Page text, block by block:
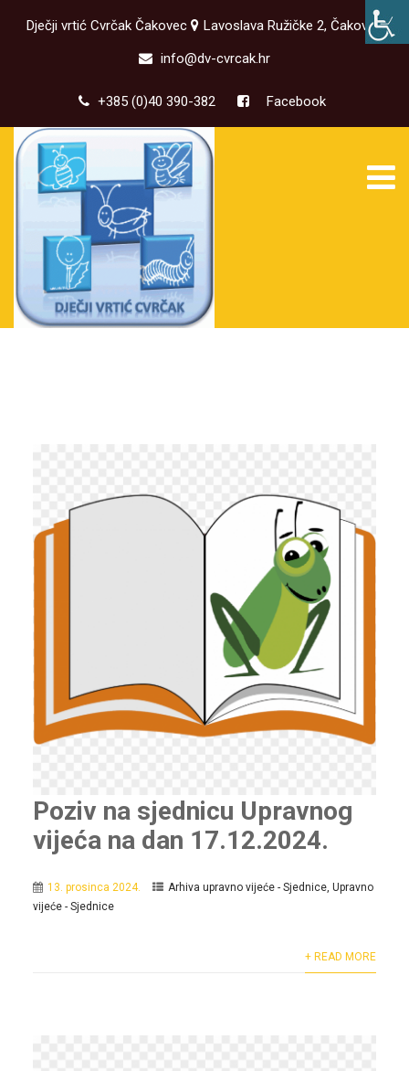
Dječji vrtić Cvrčak Čakovec
Lavoslava Ružičke 2, Čakovec
info@dv-cvrcak.hr
+385 (0)40 390-382 Facebook
Poziv na sjednicu Upravnog
vijeća na dan 17.12.2024.
13. prosinca 2024. Arhiva upravno vijeće - Sjednice, Upravno
vijeće - Sjednice
+ READ MORE